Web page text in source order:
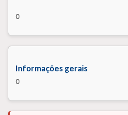
0
Informações gerais
0